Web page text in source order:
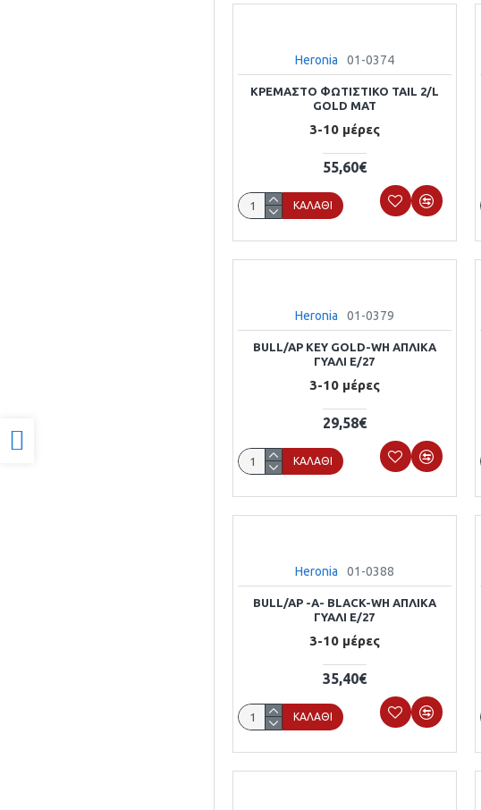
Προσβασιμότητα
Heronia 01-0374
ΚΡΕΜΑΣΤΌ ΦΩΤΙΣΤΙΚΌ TAIL 2/L
GOLD MAT
3-10 μέρες
55,60€
ΚΑΛΆΘΙ
Heronia 01-0379
BULL/AP KEY GOLD-WH ΑΠΛΙΚΑ
ΓΥΑΛΙ E/27
3-10 μέρες
29,58€
ΚΑΛΆΘΙ
Heronia 01-0388
BULL/AP -A- BLACK-WH ΑΠΛΙΚΑ
ΓΥΑΛΙ E/27
3-10 μέρες
35,40€
ΚΑΛΆΘΙ